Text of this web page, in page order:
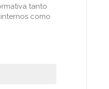
tanto
como